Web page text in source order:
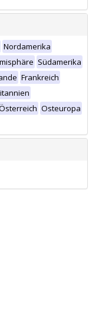
Nordamerika
Südamerika
Frankreich
Osteuropa